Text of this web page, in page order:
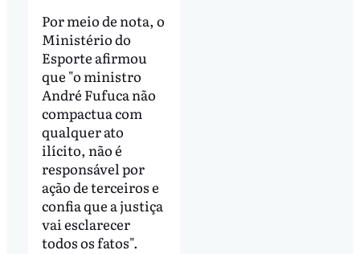
Por meio de nota, o
Ministério do
Esporte afirmou
que "o ministro
André Fufuca não
compactua com
qualquer ato
ilícito, não é
responsável por
ação de terceiros e
confia que a justiça
vai esclarecer
todos os fatos".